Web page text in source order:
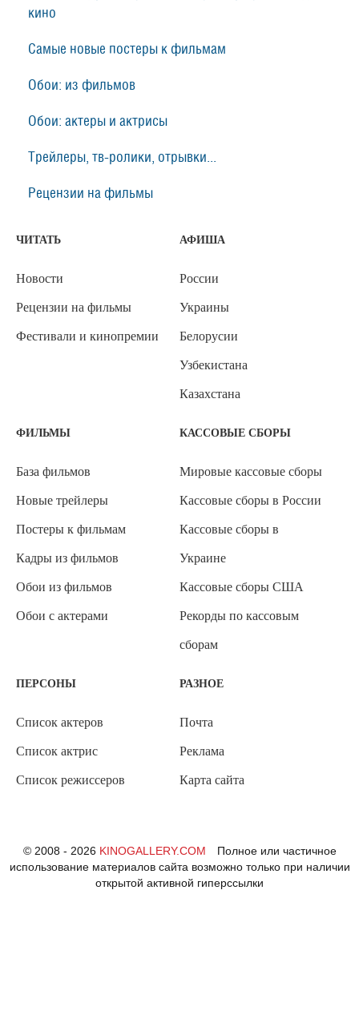
кино
Самые новые постеры к фильмам
Обои: из фильмов
Обои: актеры и актрисы
Трейлеры, тв-ролики, отрывки...
Рецензии на фильмы
ЧИТАТЬ
Новости
Рецензии на фильмы
Фестивали и кинопремии
АФИША
России
Украины
Белорусии
Узбекистана
Казахстана
ФИЛЬМЫ
База фильмов
Новые трейлеры
Постеры к фильмам
Кадры из фильмов
Обои из фильмов
Обои с актерами
КАССОВЫЕ СБОРЫ
Мировые кассовые сборы
Кассовые сборы в России
Кассовые сборы в
Украине
Кассовые сборы США
Рекорды по кассовым
сборам
ПЕРСОНЫ
Список актеров
Список актрис
Список режиссеров
РАЗНОЕ
Почта
Реклама
Карта сайта
© 2008 - 2026 KINOGALLERY.COM
Полное или частичное
использование материалов сайта возможно только при наличии
открытой активной гиперссылки